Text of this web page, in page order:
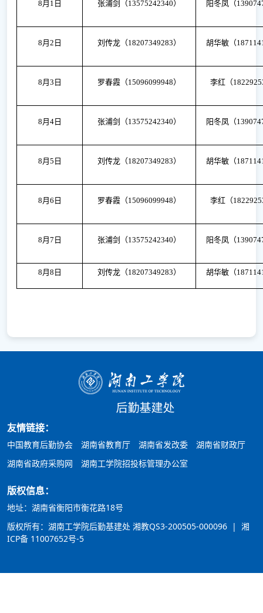
8月1日 张浦剑（13575242340） 阳冬凤（
8月2日 刘传龙（18207349283） 胡华敏（
8月3日 罗春霞（15096099948） 李红（
8月4日 张浦剑（13575242340） 阳冬凤（
8月5日 刘传龙（18207349283） 胡华敏（
8月6日 罗春霞（15096099948） 李红（
8月7日 张浦剑（13575242340） 阳冬凤（
8月8日 刘传龙（18207349283） 胡华敏（
友情链接：
中国教育后勤协会 湖南省教育厅 湖南省发改委
湖南省财政厅
湖南省政府采购网
湖南工学院招投标管理办公室
版权信息：
地址：湖南省衡阳市衡花路18号
版权所有：湖南工学院后勤基建处 湘教QS3-200505-000096 | 湘
ICP备 11007652号-5